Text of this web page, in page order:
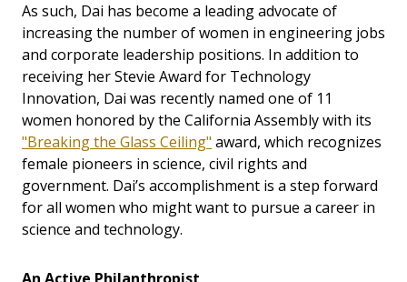
As such, Dai has become a leading advocate of
increasing the number of women in engineering jobs
and corporate leadership positions. In addition to
receiving her Stevie Award for Technology
Innovation, Dai was recently named one of 11
women honored by the California Assembly with its
"Breaking the Glass Ceiling" award, which recognizes
female pioneers in science, civil rights and
government. Dai’s accomplishment is a step forward
for all women who might want to pursue a career in
science and technology.